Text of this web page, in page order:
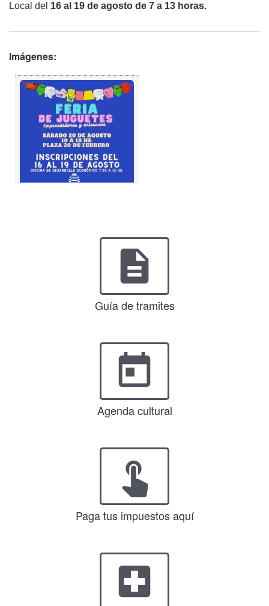
Local del 16 al 19 de agosto de 7 a 13 horas.
Imágenes:
description
Guía de tramites
today
Agenda cultural
touch_app
Paga tus impuestos aquí
local_hospital